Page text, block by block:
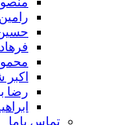
حسین
اکبر
رضا
تماس باما